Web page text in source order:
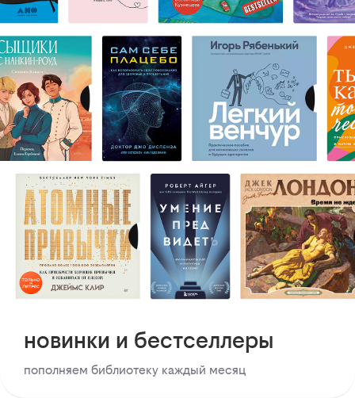
новинки и бестселлеры
пополняем библиотеку каждый месяц